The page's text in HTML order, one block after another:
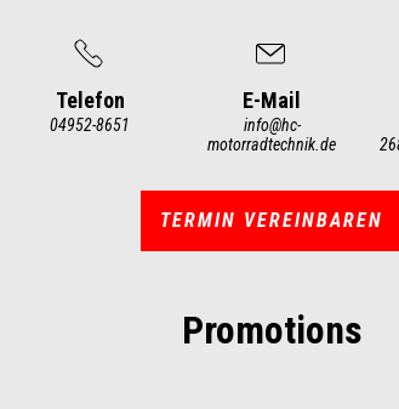
Telefon
04952-8651
E-Mail
info@hc-
motorradtechnik.de
TERMIN VEREINBAREN
Promotions